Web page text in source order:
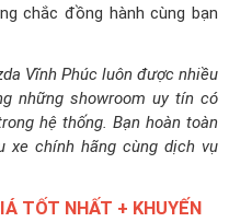
chắc đồng hành cùng bạn
Vĩnh Phúc luôn được nhiều
những showroom uy tín có
hệ thống. Bạn hoàn toàn
xe chính hãng cùng dịch vụ
TỐT NHẤT + KHUYẾN